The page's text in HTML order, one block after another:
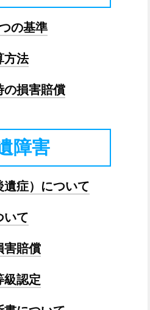
の基準
方法
の損害賠償
障害
遺症）について
いて
害賠償
級認定